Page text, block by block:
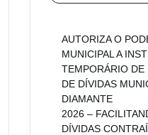
AUTORIZA O
MUNICIPAL A
TEMPORÁRIO
DE DÍVIDAS
DIAMANTE
2026 –
DÍVIDAS